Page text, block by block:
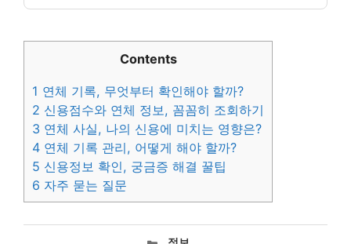
Contents
1 연체 기록, 무엇부터 확인해야 할까?
2 신용점수와 연체 정보, 꼼꼼히 조회하기
3 연체 사실, 나의 신용에 미치는 영향은?
4 연체 기록 관리, 어떻게 해야 할까?
5 신용정보 확인, 궁금증 해결 꿀팁
6 자주 묻는 질문
카